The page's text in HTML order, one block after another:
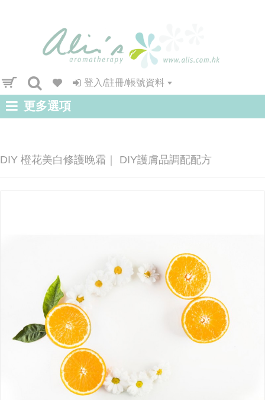
登入/註冊/帳號資料
更多選項
DIY 橙花美白修護晚霜｜ DIY護膚品調配配方